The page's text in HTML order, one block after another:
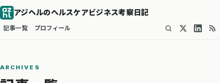
アジヘルのヘルスケアビジネス考察日記
記事一覧 プロフィール
ARCHIVES